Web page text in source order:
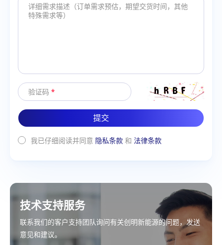
验证码 *
提交
我已仔细阅读并同意 隐私条款 和 法律条款
技术支持服务
联系我们的客户支持团队询问有关创明新能源的问题，发送
意见和建议。